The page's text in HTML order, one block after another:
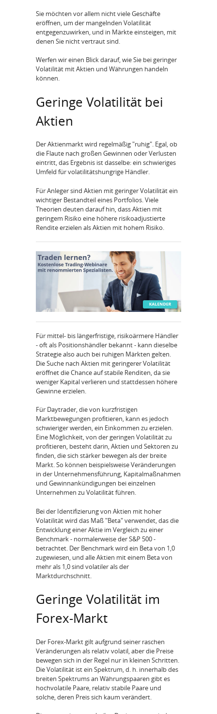
Sie möchten vor allem nicht viele Geschäfte
eröffnen, um der mangelnden Volatilität
entgegenzuwirken, und in Märkte einsteigen, mit
denen Sie nicht vertraut sind.
Werfen wir einen Blick darauf, wie Sie bei geringer
Volatilität mit Aktien und Währungen handeln
können.
Geringe Volatilität bei
Aktien
Der Aktienmarkt wird regelmäßig "ruhig". Egal, ob
die Flaute nach großen Gewinnen oder Verlusten
eintritt, das Ergebnis ist dasselbe: ein schwieriges
Umfeld für volatilitätshungrige Händler.
Für Anleger sind Aktien mit geringer Volatilität ein
wichtiger Bestandteil eines Portfolios. Viele
Theorien deuten darauf hin, dass Aktien mit
geringem Risiko eine höhere risikoadjustierte
Rendite erzielen als Aktien mit hohem Risiko.
Für mittel- bis längerfristige, risikoärmere Händler
- oft als Positionshändler bekannt - kann dieselbe
Strategie also auch bei ruhigen Märkten gelten.
Die Suche nach Aktien mit geringerer Volatilität
eröffnet die Chance auf stabile Renditen, da sie
weniger Kapital verlieren und stattdessen höhere
Gewinne erzielen.
Für Daytrader, die von kurzfristigen
Marktbewegungen profitieren, kann es jedoch
schwieriger werden, ein Einkommen zu erzielen.
Eine Möglichkeit, von der geringen Volatilität zu
profitieren, besteht darin, Aktien und Sektoren zu
finden, die sich stärker bewegen als der breite
Markt. So können beispielsweise Veränderungen
in der Unternehmensführung, Kapitalmaßnahmen
und Gewinnankündigungen bei einzelnen
Unternehmen zu Volatilität führen.
Bei der Identifizierung von Aktien mit hoher
Volatilität wird das Maß "Beta" verwendet, das die
Entwicklung einer Aktie im Vergleich zu einer
Benchmark - normalerweise der S&P 500 -
betrachtet. Der Benchmark wird ein Beta von 1,0
zugewiesen, und alle Aktien mit einem Beta von
mehr als 1,0 sind volatiler als der
Marktdurchschnitt.
Geringe Volatilität im
Forex-Markt
Der Forex-Markt gilt aufgrund seiner raschen
Veränderungen als relativ volatil, aber die Preise
bewegen sich in der Regel nur in kleinen Schritten.
Die Volatilität ist ein Spektrum, d. h. innerhalb des
breiten Spektrums an Währungspaaren gibt es
hochvolatile Paare, relativ stabile Paare und
solche, deren Preis sich kaum verändert.